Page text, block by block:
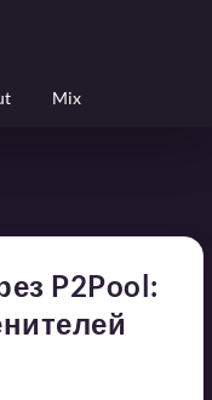
Mix
P2Pool: